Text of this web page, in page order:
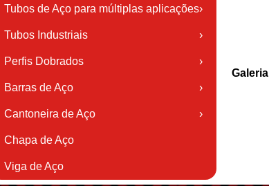
Tubos de Aço para múltiplas aplicações›
Tubos Industriais ›
Perfis Dobrados ›
Barras de Aço ›
Cantoneira de Aço ›
Chapa de Aço
Viga de Aço
Galeria